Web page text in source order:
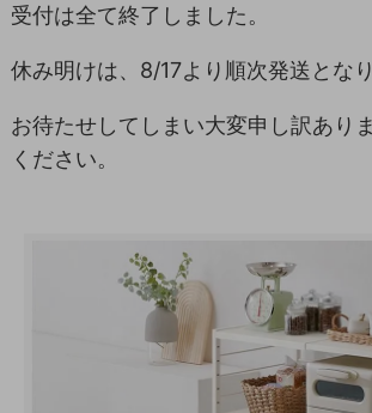
受付は全て終了しました。
休み明けは、8/17より順次発送となり
お待たせしてしまい大変申し訳あり
ください。